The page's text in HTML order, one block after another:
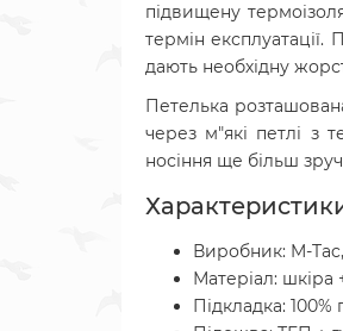
підвищену
термін
дають необхідну
Петелька
через м"які петлі з
носіння ще більш
Виробник: M-
Матеріал: шкіра
Підкладка: 100%